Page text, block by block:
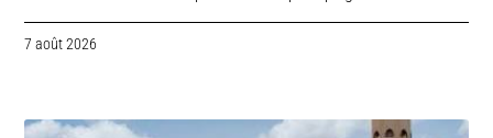
7 août 2026